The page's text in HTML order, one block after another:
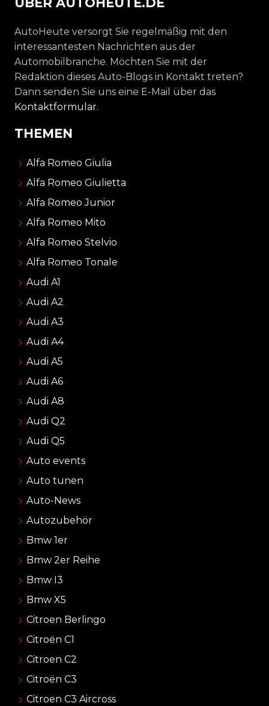
AutoHeute versorgt Sie regelmäßig mit den
interessantesten Nachrichten aus der
Automobilbranche. Möchten Sie mit der
Redaktion dieses Auto-Blogs in Kontakt treten?
Dann senden Sie uns eine E-Mail über das
Kontaktformular.
THEMEN
Alfa Romeo Giulia
Alfa Romeo Giulietta
Alfa Romeo Junior
Alfa Romeo Mito
Alfa Romeo Stelvio
Alfa Romeo Tonale
Audi A1
Audi A2
Audi A3
Audi A4
Audi A5
Audi A6
Audi A8
Audi Q2
Audi Q5
Auto events
Auto tunen
Auto-News
Autozubehör
Bmw 1er
Bmw 2er Reihe
Bmw I3
Bmw X5
Citroen Berlingo
Citroën C1
Citroen C2
Citroën C3
Citroen C3 Aircross